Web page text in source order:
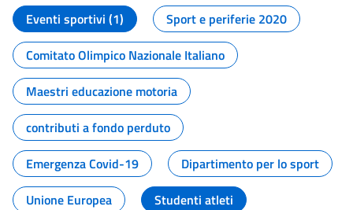
Eventi sportivi (1)
Sport e periferie 2020
Comitato Olimpico Nazionale Italiano
Maestri educazione motoria
contributi a fondo perduto
Emergenza Covid-19
Dipartimento per lo sport
Unione Europea
Studenti atleti